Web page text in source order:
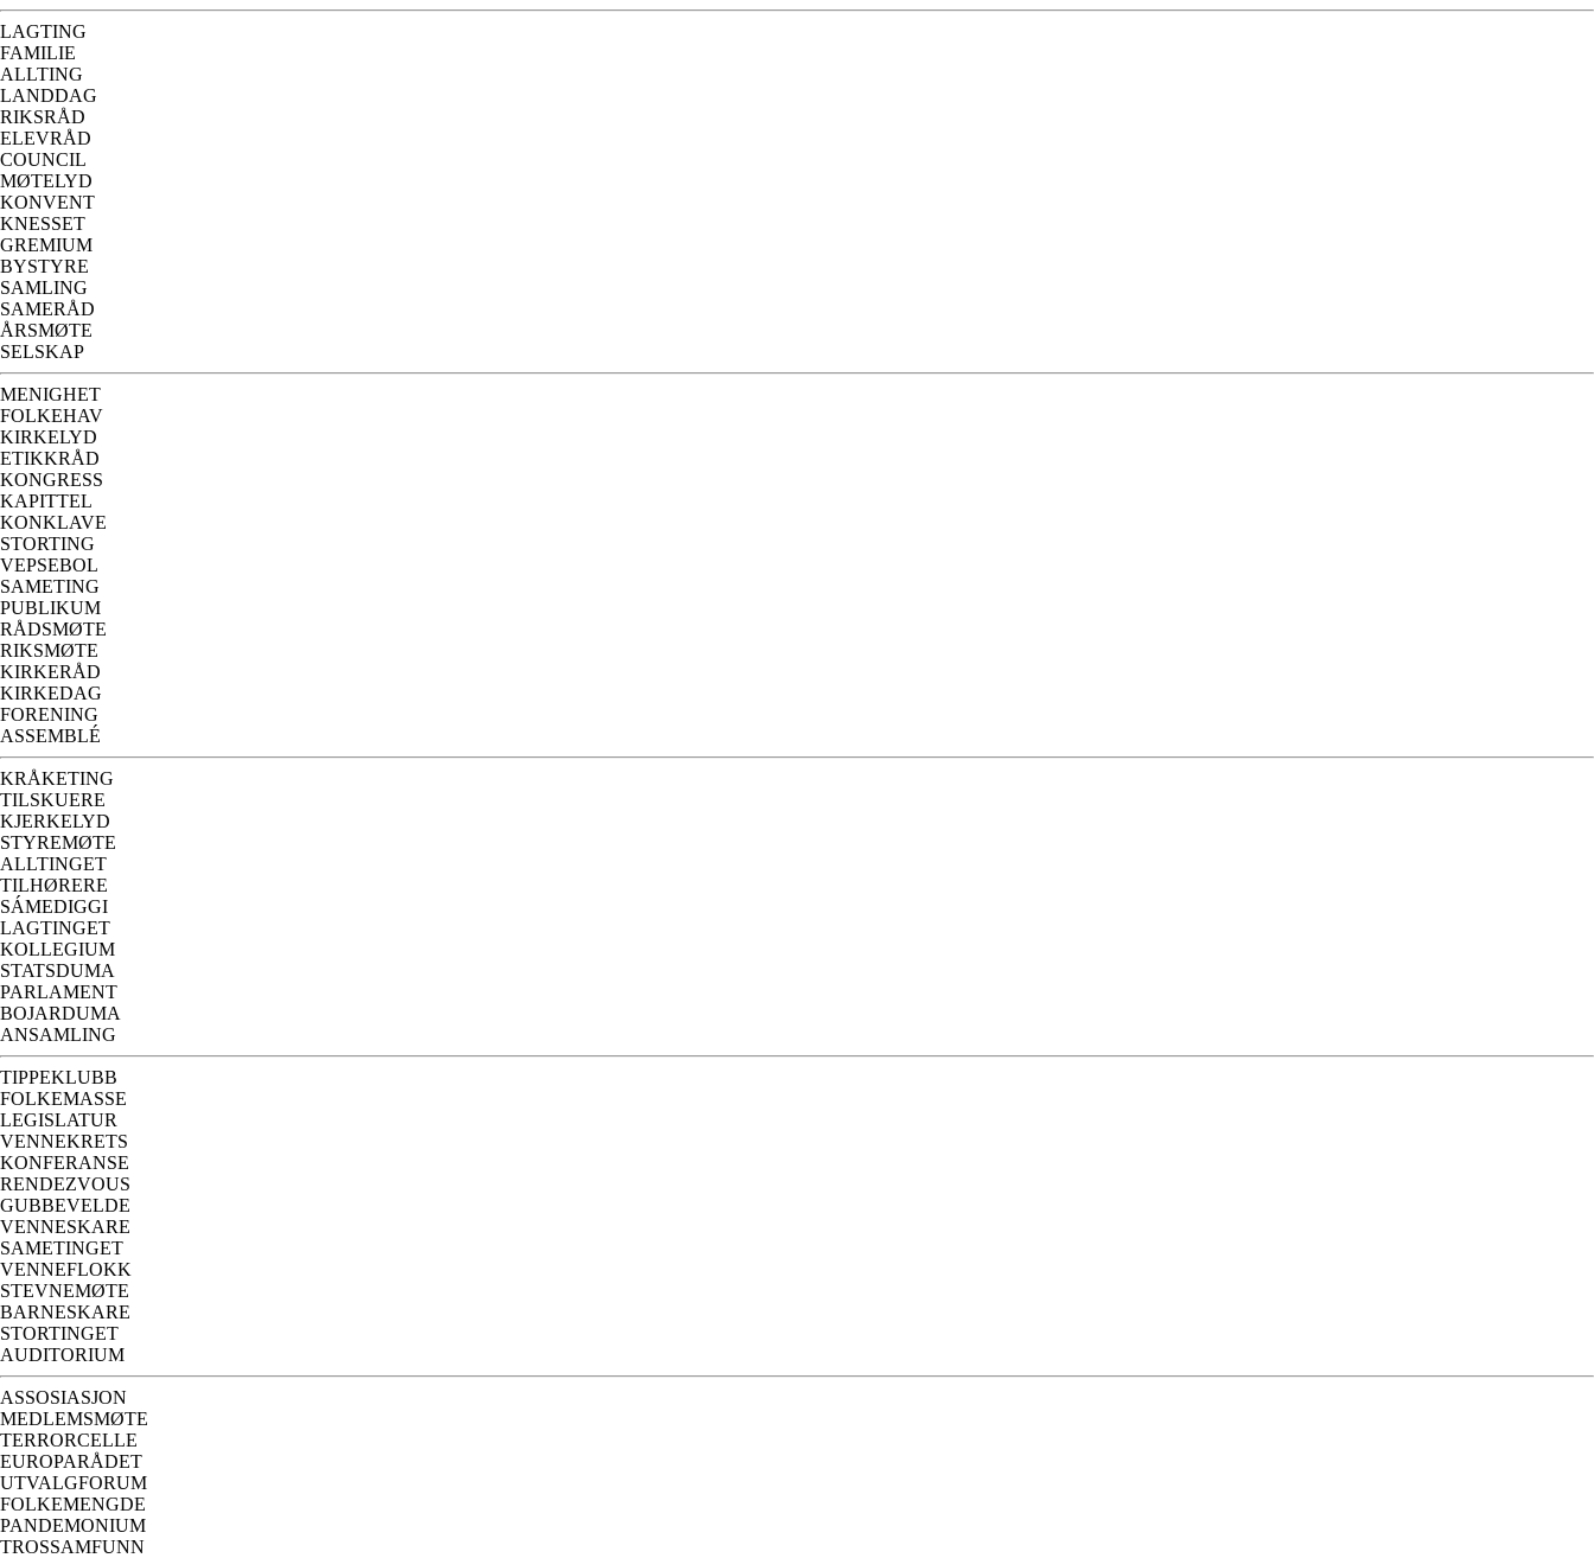
LAGTING
FAMILIE
ALLTING
LANDDAG
RIKSRÅD
ELEVRÅD
COUNCIL
MØTELYD
KONVENT
KNESSET
GREMIUM
BYSTYRE
SAMLING
SAMERÅD
ÅRSMØTE
SELSKAP
MENIGHET
FOLKEHAV
KIRKELYD
ETIKKRÅD
KONGRESS
KAPITTEL
KONKLAVE
STORTING
VEPSEBOL
SAMETING
PUBLIKUM
RÅDSMØTE
RIKSMØTE
KIRKERÅD
KIRKEDAG
FORENING
ASSEMBLÉ
KRÅKETING
TILSKUERE
KJERKELYD
STYREMØTE
ALLTINGET
TILHØRERE
SÁMEDIGGI
LAGTINGET
KOLLEGIUM
STATSDUMA
PARLAMENT
BOJARDUMA
ANSAMLING
TIPPEKLUBB
FOLKEMASSE
LEGISLATUR
VENNEKRETS
KONFERANSE
RENDEZVOUS
GUBBEVELDE
VENNESKARE
SAMETINGET
VENNEFLOKK
STEVNEMØTE
BARNESKARE
STORTINGET
AUDITORIUM
ASSOSIASJON
MEDLEMSMØTE
TERRORCELLE
EUROPARÅDET
UTVALGFORUM
FOLKEMENGDE
PANDEMONIUM
TROSSAMFUNN